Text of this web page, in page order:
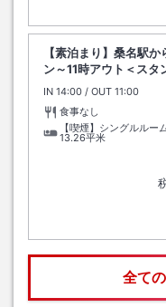
【素泊まり】桑名駅
ン～11時アウト＜スタ
IN チェックイン
14:00 / OUT チェックア
11:00
食事なし
【喫煙】シングルル
13.26平米
全て